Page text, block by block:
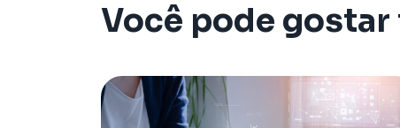
Você pode